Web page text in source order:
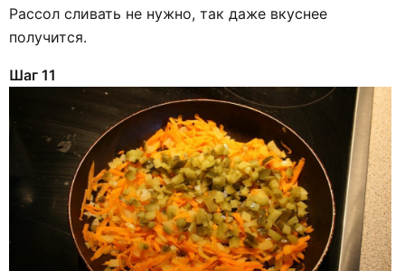
Рассол сливать не нужно, так даже вкуснее
получится.
Шаг 11